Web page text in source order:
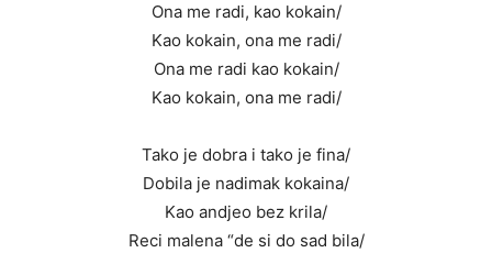
Ona me radi, kao kokain/
Kao kokain, ona me radi/
Ona me radi kao kokain/
Kao kokain, ona me radi/
Tako je dobra i tako je fina/
Dobila je nadimak kokaina/
Kao andjeo bez krila/
Reci malena “de si do sad bila/